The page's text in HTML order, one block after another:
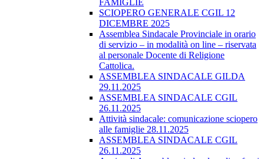
FAMIGLIE
SCIOPERO GENERALE CGIL 12
DICEMBRE 2025
Assemblea Sindacale Provinciale in orario
di servizio – in modalità on line – riservata
al personale Docente di Religione
Cattolica.
ASSEMBLEA SINDACALE GILDA
29.11.2025
ASSEMBLEA SINDACALE CGIL
26.11.2025
Attività sindacale: comunicazione sciopero
alle famiglie 28.11.2025
ASSEMBLEA SINDACALE CGIL
26.11.2025